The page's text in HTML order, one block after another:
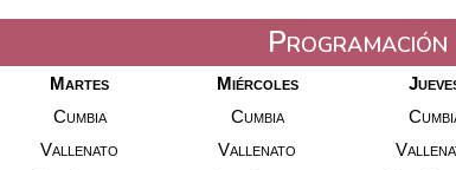
Martes Miércoles
Cumbia Cumbia
Vallenato Vallenato